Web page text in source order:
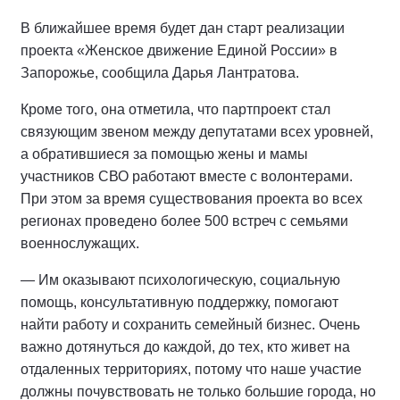
В ближайшее время будет дан старт реализации
проекта «Женское движение Единой России» в
Запорожье, сообщила Дарья Лантратова.
Кроме того, она отметила, что партпроект стал
связующим звеном между депутатами всех уровней,
а обратившиеся за помощью жены и мамы
участников СВО работают вместе с волонтерами.
При этом за время существования проекта во всех
регионах проведено более 500 встреч с семьями
военнослужащих.
— Им оказывают психологическую, социальную
помощь, консультативную поддержку, помогают
найти работу и сохранить семейный бизнес. Очень
важно дотянуться до каждой, до тех, кто живет на
отдаленных территориях, потому что наше участие
должны почувствовать не только большие города, но